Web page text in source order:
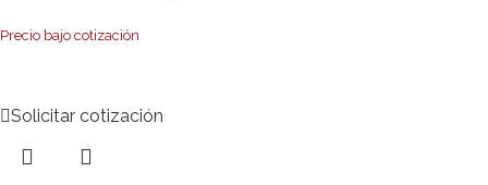
Precio bajo cotización
Solicitar cotización